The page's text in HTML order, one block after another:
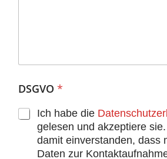
DSGVO *
Ich habe die
gelesen und akzeptiere
damit einverstanden, dass
Daten zur